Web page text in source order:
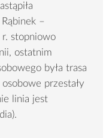
–
stopniowo
ostatnim
była trasa
przestały
linia jest